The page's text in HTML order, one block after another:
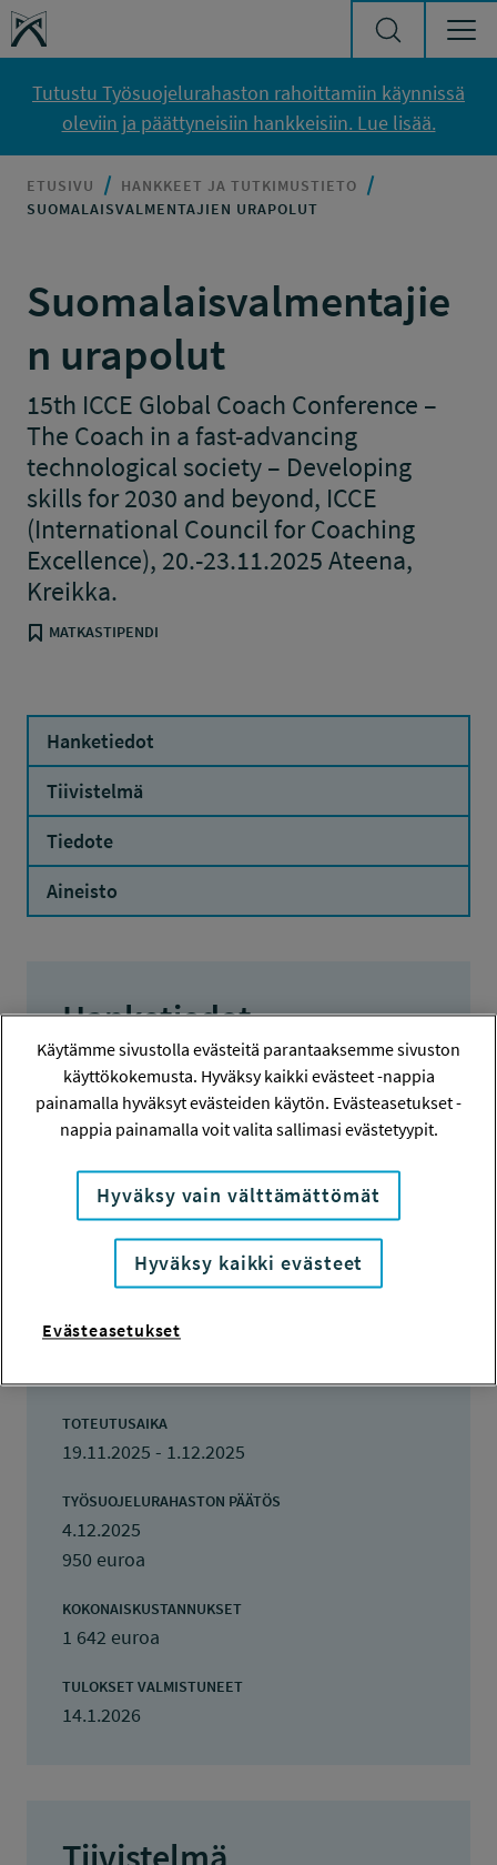
Siirry sisältöön
Työsuojelurahasto
Tutustu Työsuojelurahaston rahoittamiin käynnissä
oleviin ja päättyneisiin hankkeisiin. Lue lisää.
ETUSIVU
HANKKEET JA TUTKIMUSTIETO
SUOMALAISVALMENTAJIEN URAPOLUT
Suomalaisvalmentajie
n urapolut
15th ICCE Global Coach Conference –
The Coach in a fast-advancing
technological society – Developing
skills for 2030 and beyond, ICCE
(International Council for Coaching
Excellence), 20.-23.11.2025 Ateena,
Kreikka.
MATKASTIPENDI
Hanketiedot
Tiivistelmä
Tiedote
Aineisto
Hanketiedot
HANKENUMERO
250681
Riikka Varjus
TOTEUTTAJA
Riikka Varjus
Riikka Varjus
TOTEUTUSAIKA
19.11.2025 - 1.12.2025
TYÖSUOJELURAHASTON PÄÄTÖS
4.12.2025
950 euroa
KOKONAISKUSTANNUKSET
1 642 euroa
TULOKSET VALMISTUNEET
14.1.2026
Käytämme sivustolla evästeitä parantaaksemme sivuston
käyttökokemusta. Hyväksy kaikki evästeet -nappia
painamalla hyväksyt evästeiden käytön. Evästeasetukset -
nappia painamalla voit valita sallimasi evästetyypit.
Hyväksy vain välttämättömät
Hyväksy kaikki evästeet
Evästeasetukset